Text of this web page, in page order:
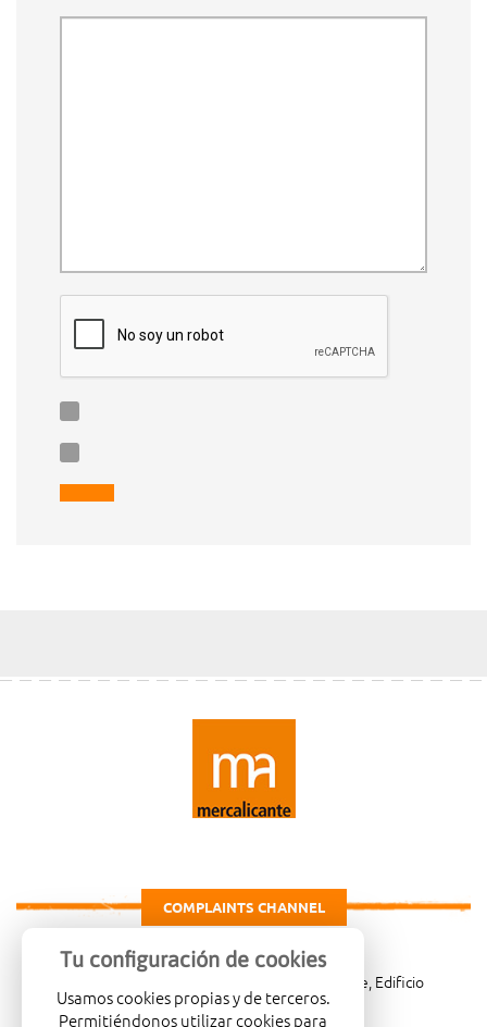
COMPLAINTS CHANNEL
Carretera de Madrid Km. 4, 03007 Alicante, Edificio
Administrativo, planta 3ª
Tu configuración de cookies
Usamos cookies propias y de terceros.
Permitiéndonos utilizar cookies para